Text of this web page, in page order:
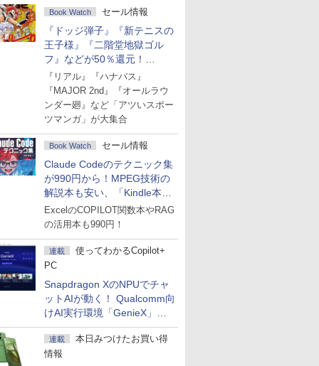
Book Watch セール情報
『ドッジ弾子』『新テニスの
王子様』『二階堂地獄ゴル
フ』などが50％還元！
Amazonマンガ週末セール
『リアル』『ハナバス』
『MAJOR 2nd』『オールラウ
ンダー廻』など「アツいスポー
ツマンガ」が大集合
Book Watch セール情報
Claude Codeのテクニック集
が990円から！MPEG技術の
解説本も安い、「Kindle本サ
マーセール」第2弾開始！
ExcelのCOPILOT関数本やRAG
の活用本も990円！
連載
使ってわかるCopilot+
PC
Snapdragon XのNPUでチャ
ットAIが動く！ Qualcomm向
けAI実行環境「GenieX」を
試してみた
連載
本日みつけたお買い得
情報